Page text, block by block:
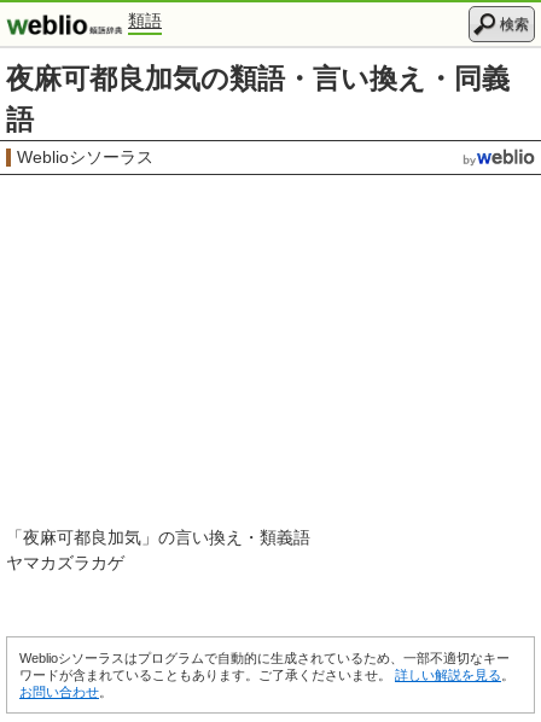
類語 検索
夜麻可都良加気の類語・言い換え・同義
語
Weblioシソーラス
「夜麻可都良加気 」の言い換え・類義語
ヤマカズラカゲ
Weblioシソーラスはプログラムで自動的に生成されているため、一部不適切なキー
ワードが含まれていることもあります。ご了承くださいませ。 詳しい解説を見る
お問い合わせ